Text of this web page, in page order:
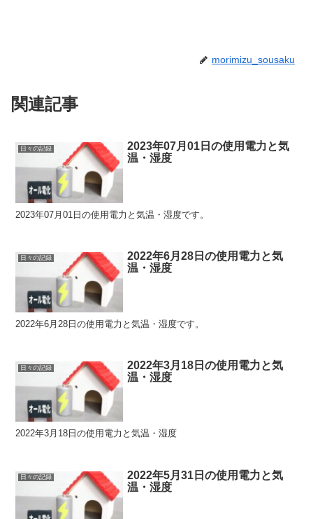
morimizu_sousaku
関連記事
日々の記録
2023年07月01日の使用電力と気
温・湿度
2023年07月01日の使用電力と気温・湿度です。
日々の記録
2022年6月28日の使用電力と気
温・湿度
2022年6月28日の使用電力と気温・湿度です。
日々の記録
2022年3月18日の使用電力と気
温・湿度
2022年3月18日の使用電力と気温・湿度
日々の記録
2022年5月31日の使用電力と気
温・湿度